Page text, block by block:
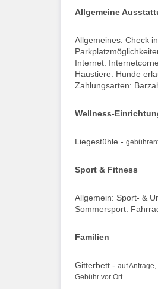
Allgemeine
Allgemeines: Check
Internet:
Haustiere: Hunde
Zahlungsarten:
Wellness-
Liegestühle -
Sport & Fitness
Allgemein: Sport- &
Sommersport:
Familien
Gitterbett - auf
Gebühr vor Ort